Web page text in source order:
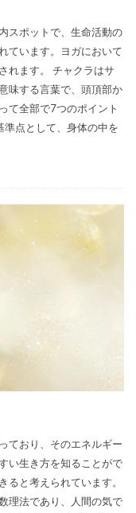
スポットで、生命活動の
ています。ヨガにおいて
れます。 チャクラはサ
味する言葉で、頭頂部か
て全部で7つのポイント
点として、身体の中を
ており、そのエネルギー
い生き方を知ることがで
ると考えられています。
理法であり、人間の気で